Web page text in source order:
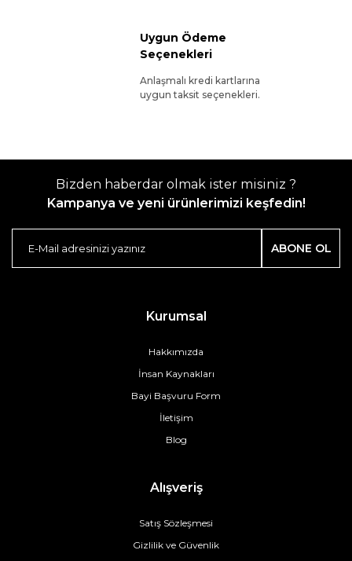
Uygun Ödeme
Seçenekleri
Anlaşmalı kredi kartlarına
uygun taksit seçenekleri.
Bizden haberdar olmak ister misiniz ?
Kampanya ve yeni ürünlerimizi keşfedin!
ABONE OL
Kurumsal
Hakkımızda
İnsan Kaynakları
Bayi Başvuru Form
İletişim
Blog
Alışveriş
Satış Sözleşmesi
Gizlilik ve Güvenlik